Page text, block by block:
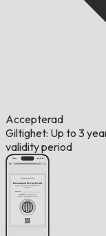
Accepterad
Giltighet: Up to 3
validity period